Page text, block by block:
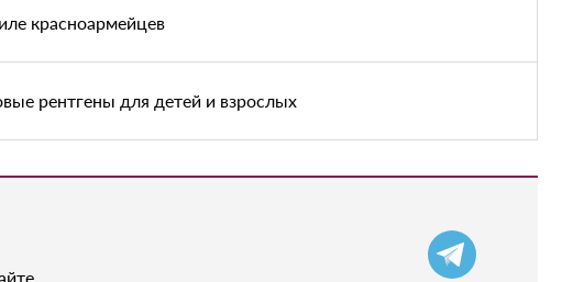
красноармейцев
рентгены для детей и взрослых